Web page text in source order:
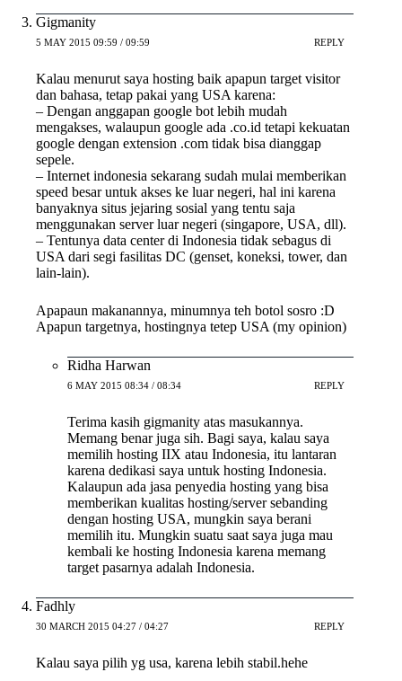
Gigmanity
5 MAY 2015 09:59 / 09:59 REPLY
Kalau menurut saya hosting baik apapun target visitor
dan bahasa, tetap pakai yang USA karena:
– Dengan anggapan google bot lebih mudah
mengakses, walaupun google ada .co.id tetapi kekuatan
google dengan extension .com tidak bisa dianggap
sepele.
– Internet indonesia sekarang sudah mulai memberikan
speed besar untuk akses ke luar negeri, hal ini karena
banyaknya situs jejaring sosial yang tentu saja
menggunakan server luar negeri (singapore, USA, dll).
– Tentunya data center di Indonesia tidak sebagus di
USA dari segi fasilitas DC (genset, koneksi, tower, dan
lain-lain).
Apapaun makanannya, minumnya teh botol sosro :D
Apapun targetnya, hostingnya tetep USA (my opinion)
Ridha Harwan
6 MAY 2015 08:34 / 08:34 REPLY
Terima kasih gigmanity atas masukannya.
Memang benar juga sih. Bagi saya, kalau saya
memilih hosting IIX atau Indonesia, itu lantaran
karena dedikasi saya untuk hosting Indonesia.
Kalaupun ada jasa penyedia hosting yang bisa
memberikan kualitas hosting/server sebanding
dengan hosting USA, mungkin saya berani
memilih itu. Mungkin suatu saat saya juga mau
kembali ke hosting Indonesia karena memang
target pasarnya adalah Indonesia.
Fadhly
30 MARCH 2015 04:27 / 04:27 REPLY
Kalau saya pilih yg usa, karena lebih stabil.hehe